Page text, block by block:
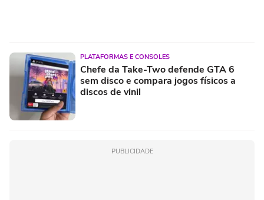
PLATAFORMAS E CONSOLES
Chefe da Take-Two defende GTA 6
sem disco e compara jogos físicos a
discos de vinil
PUBLICIDADE